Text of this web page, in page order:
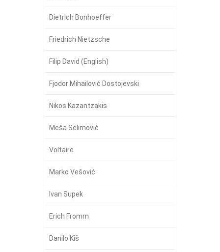
Dietrich Bonhoeffer
Friedrich Nietzsche
Filip David (English)
Fjodor Mihailovič Dostojevski
Nikos Kazantzakis
Meša Selimović
Voltaire
Marko Vešović
Ivan Supek
Erich Fromm
Danilo Kiš